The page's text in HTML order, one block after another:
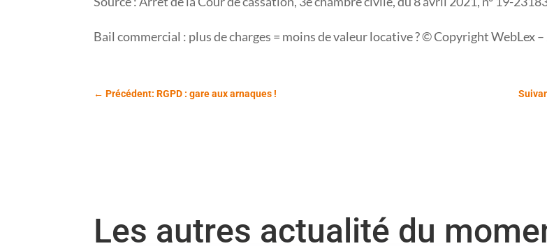
Bail commercial : plus de charges = moins de valeur locative ? © Copyright WebLex –
←Précédent: RGPD : gare aux arnaques !
Les autres actualité du